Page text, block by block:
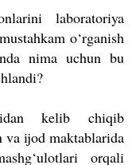
laboratoriya
o‘rganish
nima uchun bu
kelib chiqib
va ijod maktablarida
orqali